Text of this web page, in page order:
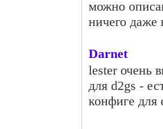
можно
ничего даже
Darnet
lester очень
для d2gs -
конфиге для